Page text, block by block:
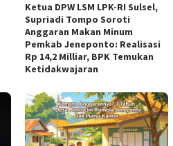
Ketua DPW LSM LPK-RI Sulsel,
Supriadi Tompo Soroti
Anggaran Makan Minum
Pemkab Jeneponto: Realisasi
Rp 14,2 Milliar, BPK Temukan
Ketidakwajaran